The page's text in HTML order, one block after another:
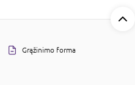
Grąžinimo forma